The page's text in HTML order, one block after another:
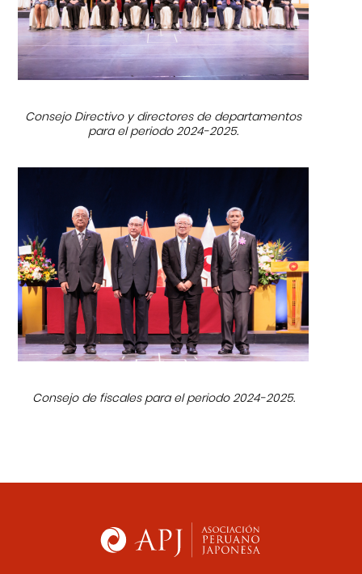
Consejo Directivo y directores de departamentos
para el periodo 2024-2025.
Consejo de fiscales para el periodo 2024-2025.